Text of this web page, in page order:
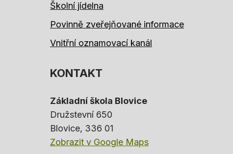
Školní jídelna
Povinně zveřejňované informace
Vnitřní oznamovací kanál
KONTAKT
Základní škola Blovice
Družstevní 650
Blovice, 336 01
Zobrazit v Google Maps